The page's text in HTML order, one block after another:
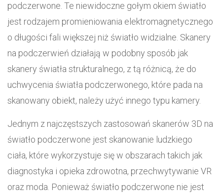
podczerwone. Te niewidoczne gołym okiem światło
jest rodzajem promieniowania elektromagnetycznego
o długości fali większej niż światło widzialne. Skanery
na podczerwień działają w podobny sposób jak
skanery światła strukturalnego, z tą różnicą, że do
uchwycenia światła podczerwonego, które pada na
skanowany obiekt, należy użyć innego typu kamery.
Jednym z najczęstszych zastosowań skanerów 3D na
światło podczerwone jest skanowanie ludzkiego
ciała, które wykorzystuje się w obszarach takich jak
diagnostyka i opieka zdrowotna, przechwytywanie VR
oraz moda. Ponieważ światło podczerwone nie jest